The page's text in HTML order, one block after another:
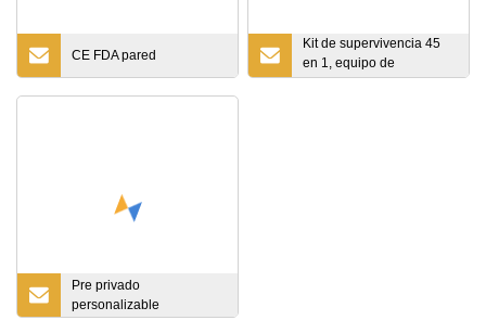
CE FDA pared
Kit de supervivencia 45
en 1, equipo de
supervivencia
Pre privado
personalizable